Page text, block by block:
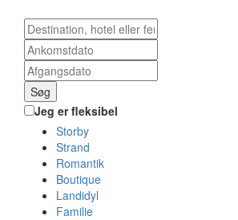
Søg
Jeg er fleksibel
Storby
Strand
Romantik
Boutique
Landidyl
Familie